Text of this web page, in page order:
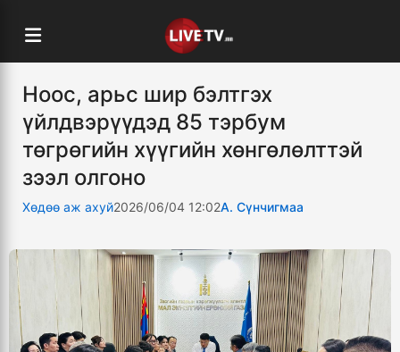
Ноос, арьс шир бэлтгэх
үйлдвэрүүдэд 85 тэрбум
төгрөгийн хүүгийн хөнгөлөлттэй
зээл олгоно
Хөдөө аж ахуй2026/06/04 12:02А. Сүнчигмаа